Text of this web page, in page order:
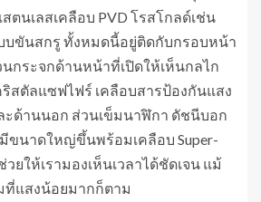
ตนเลสเคลือบ PVD โรสโกลด์เช่น
บขันสกรู ทั้งหมดนี้อยู่ติดกับกรอบหน้า
กระจกด้านหน้าที่เปิดให้เห็นกลไก
สตัลแซฟไฟร์ เคลือบสารป้องกันแสง
ด้านนอก ส่วนเข็มนาฬิกา ดัชนีบอก
ขนาดใหญ่ขึ้นพร้อมเคลือบ Super-
ยให้เรามองเห็นเวลาได้ชัดเจน แม้
แสงน้อยมากก็ตาม